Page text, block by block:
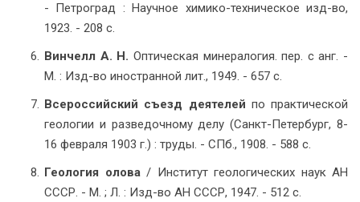
- Петроград : Научное химико-техническое изд-во,
1923. - 208 с.
Винчелл А. Н. Оптическая минералогия. пер. с анг. -
М. : Изд-во иностранной лит., 1949. - 657 с.
Всероссийский съезд деятелей по практической
геологии и разведочному делу (Санкт-Петербург, 8-
16 февраля 1903 г.) : труды. - СПб., 1908. - 588 с.
Геология олова/ Институт геологических наук АН
СССР. - М. ; Л. : Изд-во АН СССР, 1947. - 512 с.